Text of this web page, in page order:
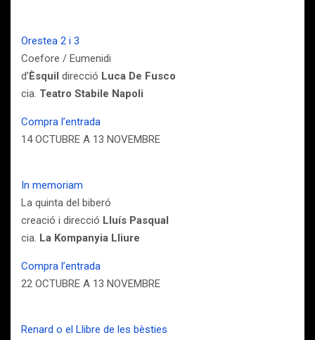
Orestea 2 i 3
Coefore / Eumenidi
d’Èsquil direcció Luca De Fusco
cia. Teatro Stabile Napoli
Compra l’entrada
14 OCTUBRE A 13 NOVEMBRE
In memoriam
La quinta del biberó
creació i direcció Lluís Pasqual
cia. La Kompanyia Lliure
Compra l’entrada
22 OCTUBRE A 13 NOVEMBRE
Renard o el Llibre de les bèsties